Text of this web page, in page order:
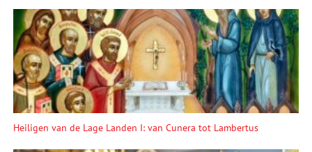
Heiligen van de Lage Landen I: van Cunera tot Lambertus